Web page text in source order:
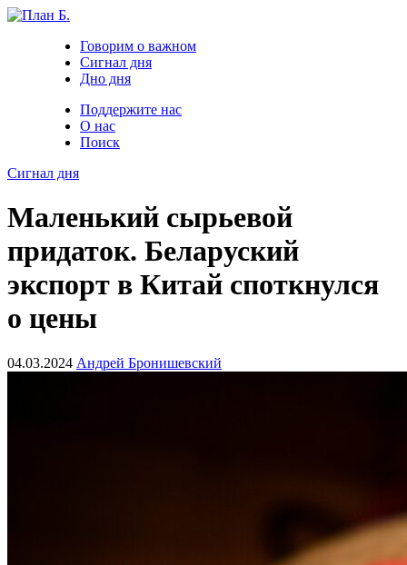
Говорим о важном
Сигнал дня
Дно дня
Поддержите нас
О нас
Поиск
Сигнал дня
Маленький сырьевой
придаток. Беларуский
экспорт в Китай споткнулся
о цены
04.03.2024 Андрей Бронишевский